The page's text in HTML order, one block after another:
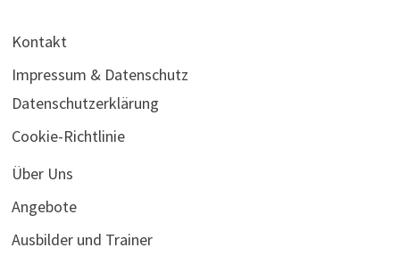
Kontakt
Impressum & Datenschutz
Datenschutzerklärung
Cookie-Richtlinie
Über Uns
Angebote
Ausbilder und Trainer